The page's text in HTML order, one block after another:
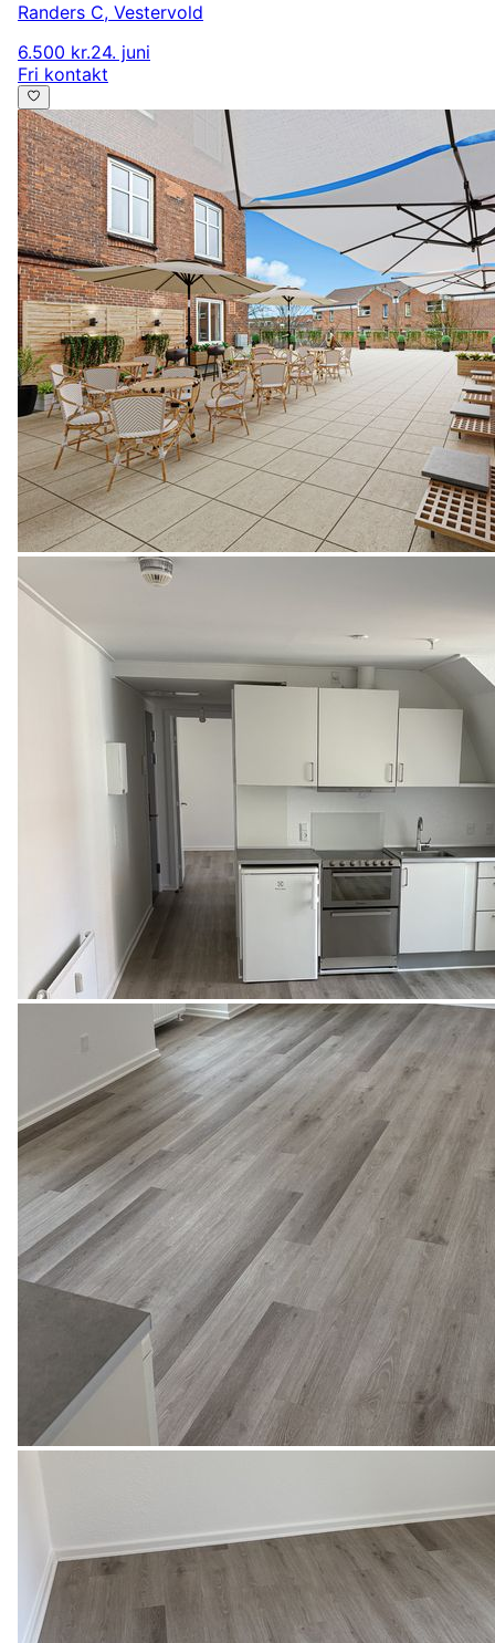
Randers C, Vestervold
6.500 kr.24. juni
Fri kontakt